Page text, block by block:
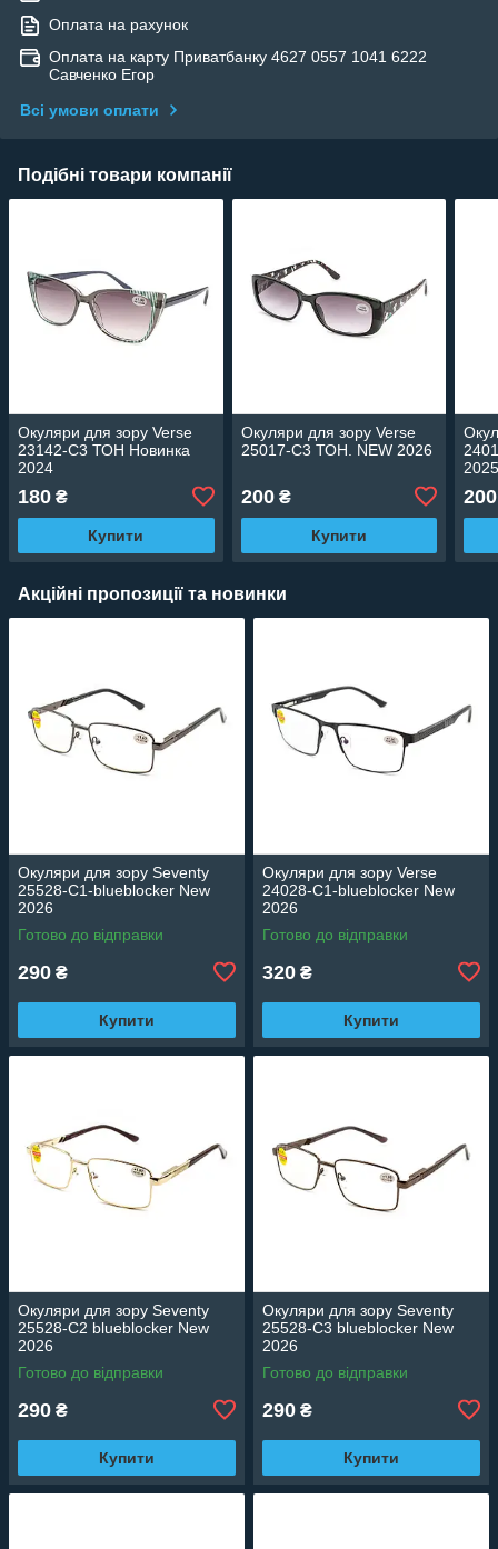
Оплата на рахунок
Оплата на карту Приватбанку 4627 0557 1041 6222
Савченко Егор
Всі умови оплати
Подібні товари компанії
Окуляри для зору Verse
23142-C3 ТОН Новинка
2024
180 ₴
Купити
Окуляри для зору Verse
25017-C3 ТОН. NEW 2026
200₴
Купити
200
Акційні пропозиції та новинки
Окуляри для зору Seventy
25528-C1-blueblocker New
2026
Готово до відправки
290 ₴
Купити
Окуляри для зору Verse
24028-C1-blueblocker New
2026
Готово до відправки
320 ₴
Купити
Окуляри для зору Seventy
25528-C2 blueblocker New
2026
Готово до відправки
290 ₴
Купити
Окуляри для зору Seventy
25528-C3 blueblocker New
2026
Готово до відправки
290 ₴
Купити